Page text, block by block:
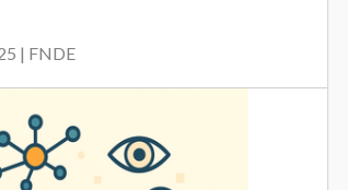
| FNDE